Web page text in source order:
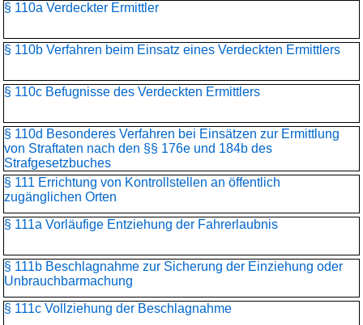
§ 110a Verdeckter Ermittler
§ 110b Verfahren beim Einsatz eines Verdeckten Ermittlers
§ 110c Befugnisse des Verdeckten Ermittlers
§ 110d Besonderes Verfahren bei Einsätzen zur Ermittlung
von Straftaten nach den §§ 176e und 184b des
Strafgesetzbuches
§ 111 Errichtung von Kontrollstellen an öffentlich
zugänglichen Orten
§ 111a Vorläufige Entziehung der Fahrerlaubnis
§ 111b Beschlagnahme zur Sicherung der Einziehung oder
Unbrauchbarmachung
§ 111c Vollziehung der Beschlagnahme